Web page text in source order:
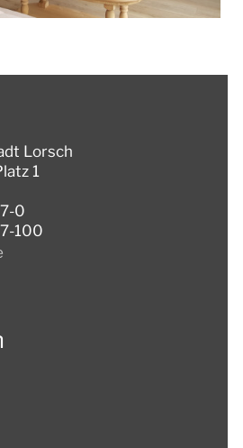
Lorsch
1
0
100